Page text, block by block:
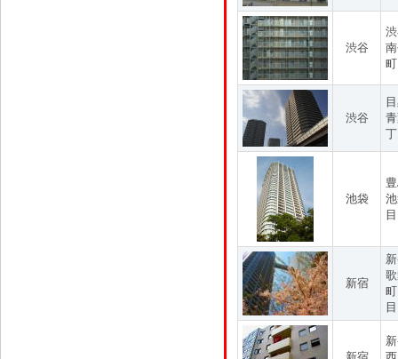
渋谷
渋谷
池袋
目
新宿
目